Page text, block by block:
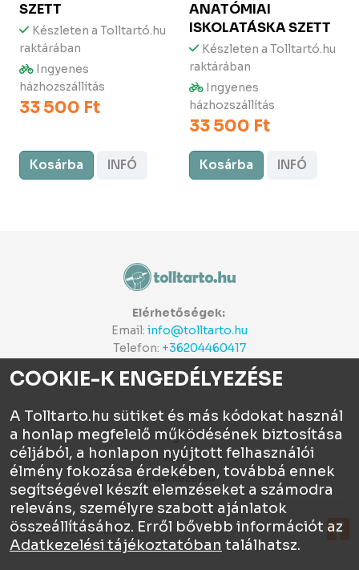
SZETT
Készleten a Tolltartó.hu
raktárában
Ingyenes
házhozszállítás
33 500 Ft
Kosárba INFÓ
ANATÓMIAI
ISKOLATÁSKA SZETT
Készleten a Tolltartó.hu
raktárában
Ingyenes
házhozszállítás
33 500 Ft
Kosárba INFÓ
Elérhetőségek:
Email: info@tolltarto.hu
Telefon: +36204460417
Céginfo
ÁSZF
Adatkezelés
Tolltartó.hu © 2026
COOKIE-K ENGEDÉLYEZÉSE
A Tolltarto.hu sütiket és más kódokat használ
a honlap megfelelő működésének biztosítása
céljából, a honlapon nyújtott felhasználói
élmény fokozása érdekében, továbbá ennek
segítségével készít elemzéseket a számodra
releváns, személyre szabott ajánlatok
összeállításához. Erről bővebb információt az
Adatkezelési tájékoztatóban találhatsz.